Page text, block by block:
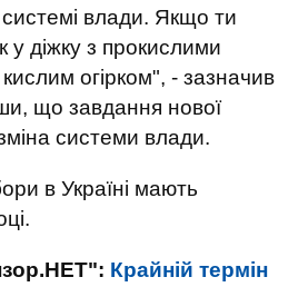
системі влади. Якщо ти
у діжку з прокислими
кислим огірком", - зазначив
що завдання нової
системи влади.
в Україні мають
Крайній термін